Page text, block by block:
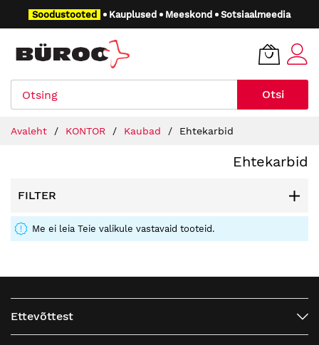
Soodustooted Kauplused Meeskond Sotsiaalmeedia
Otsi
Avaleht KONTOR Kaubad Ehtekarbid
Ehtekarbid
FILTER
Me ei leia Teie valikule vastavaid tooteid.
Ettevõttest